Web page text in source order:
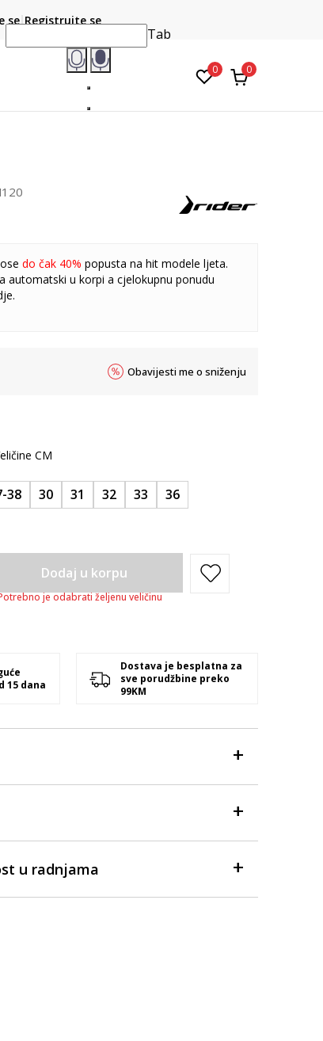
online i preuzmite u prodavnici po vašem
se Registrujte se
Tab
0 0
do čak 40% popusta na hit modele ljeta.
automatski u korpi a cjelokupnu ponudu
.
Obavijesti me o sniženju
CM
38 30 31 32 33 36
Dodaj u korpu
je odabrati željenu veličinu
15 dana
Dostava je besplatna za
sve porudžbine preko
99KM
u radnjama